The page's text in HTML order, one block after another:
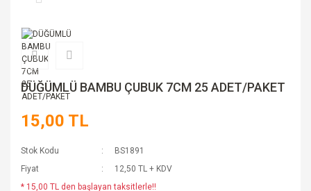
DÜĞÜMLÜ BAMBU ÇUBUK 7CM 25 ADET/PAKET
15,00 TL
Stok Kodu
BS1891
Fiyat
12,50 TL + KDV
* 15,00 TL den başlayan taksitlerle!!